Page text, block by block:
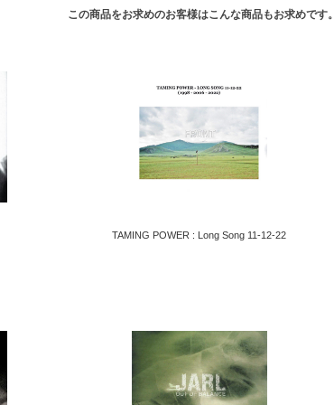
この商品をお求めのお客様はこんな商品もお求めです。
TAMING POWER : Long Song 11-12-22